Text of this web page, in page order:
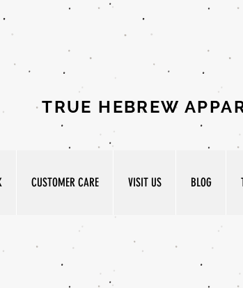
TRUE HEBREW
CUSTOMER CARE VISIT US BLOG